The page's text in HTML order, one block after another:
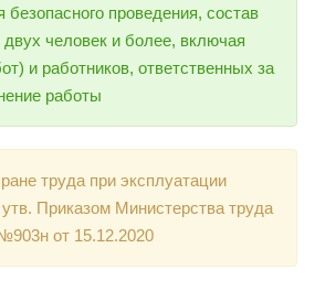
безопасного проведения, состав
двух человек и более, включая
и работников, ответственных за
работы
труда при эксплуатации
Приказом Министерства труда
от 15.12.2020